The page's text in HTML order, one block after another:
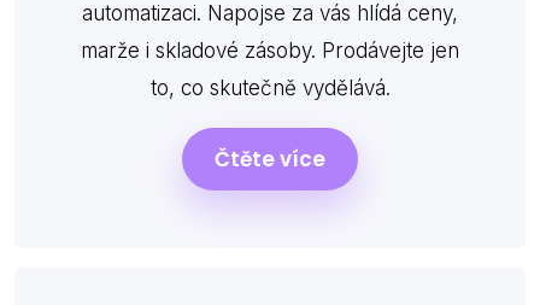
automatizaci. Napojse za vás hlídá ceny,
marže i skladové zásoby. Prodávejte jen
to, co skutečně vydělává.
Čtěte více